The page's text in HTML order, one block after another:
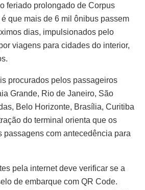
feriado prolongado de Corpus
que mais de 6 mil ônibus passem
dias, impulsionados pelo
viagens para cidades do interior,
procurados pelos passageiros
Grande, Rio de Janeiro, São
Belo Horizonte, Brasília, Curitiba
do terminal orienta que os
passagens com antecedência para
pela internet deve verificar se a
de embarque com QR Code.